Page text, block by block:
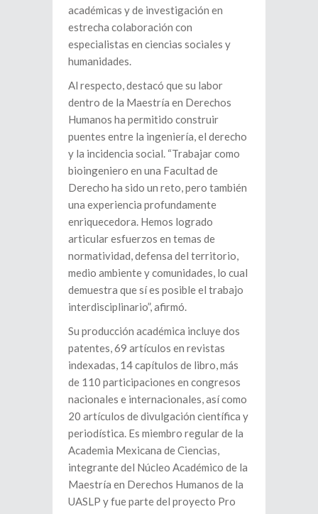
académicas y de investigación en
estrecha colaboración con
especialistas en ciencias sociales y
humanidades.
Al respecto, destacó que su labor
dentro de la Maestría en Derechos
Humanos ha permitido construir
puentes entre la ingeniería, el derecho
y la incidencia social. “Trabajar como
bioingeniero en una Facultad de
Derecho ha sido un reto, pero también
una experiencia profundamente
enriquecedora. Hemos logrado
articular esfuerzos en temas de
normatividad, defensa del territorio,
medio ambiente y comunidades, lo cual
demuestra que sí es posible el trabajo
interdisciplinario”, afirmó.
Su producción académica incluye dos
patentes, 69 artículos en revistas
indexadas, 14 capítulos de libro, más
de 110 participaciones en congresos
nacionales e internacionales, así como
20 artículos de divulgación científica y
periodística. Es miembro regular de la
Academia Mexicana de Ciencias,
integrante del Núcleo Académico de la
Maestría en Derechos Humanos de la
UASLP y fue parte del proyecto Pro